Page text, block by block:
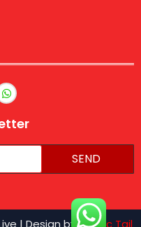
SEND
| Design byTraffic Tail